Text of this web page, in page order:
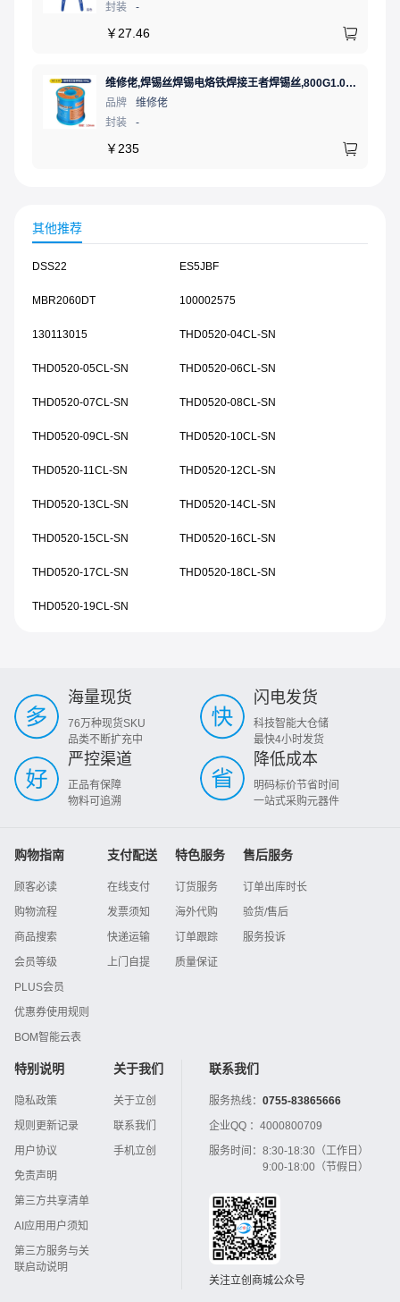
封装
-
￥ 27.46
维修佬,焊锡丝焊锡电烙铁焊接王者焊锡丝,800G1.0mm,1个
品牌
维修佬
封装
-
￥ 235
其他推荐
DSS22 ES5JBF
MBR2060DT 100002575
130113015 THD0520-04CL-SN
THD0520-05CL-SN THD0520-06CL-SN
THD0520-07CL-SN THD0520-08CL-SN
THD0520-09CL-SN THD0520-10CL-SN
THD0520-11CL-SN THD0520-12CL-SN
THD0520-13CL-SN THD0520-14CL-SN
THD0520-15CL-SN THD0520-16CL-SN
THD0520-17CL-SN THD0520-18CL-SN
THD0520-19CL-SN
海量现货
76万种现货SKU
品类不断扩充中
闪电发货
科技智能大仓储
最快4小时发货
严控渠道
正品有保障
物料可追溯
降低成本
明码标价节省时间
一站式采购元器件
购物指南
顾客必读
购物流程
商品搜索
会员等级
PLUS会员
优惠券使用规则
BOM智能云表
支付配送
在线支付
发票须知
快递运输
上门自提
特色服务
订货服务
海外代购
订单跟踪
质量保证
售后服务
订单出库时长
验货/售后
服务投诉
特别说明
隐私政策
规则更新记录
用户协议
免责声明
第三方共享清单
AI应用用户须知
第三方服务与关
联启动说明
关于我们
关于立创
联系我们
手机立创
联系我们
服务热线： 0755-83865666
企业QQ ： 4000800709
服务时间： 8:30-18:30（工作日）
9:00-18:00（节假日）
关注立创商城公众号